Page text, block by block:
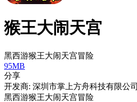
猴王大闹天宫
黑西游猴王大闹天宫冒险
95MB
分享
开发商: 深圳市掌上方舟科技有限公司
黑西游猴王大闹天宫冒险